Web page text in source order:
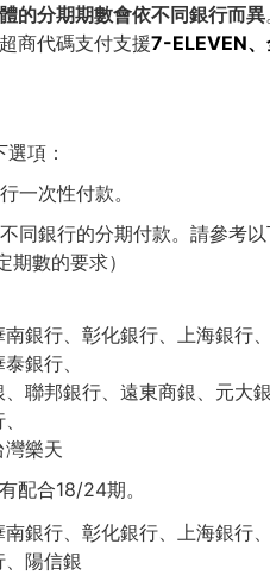
的分期期數會依不同銀行而異
商代碼支付支援7-ELEVEN
項：
一次性付款。
同銀行的分期付款。請參考以
期數的要求）
銀行、彰化銀行、上海銀行
銀行、
聯邦銀行、遠東商銀、元大
灣樂天
配合18/24期。
銀行、彰化銀行、上海銀行
陽信銀